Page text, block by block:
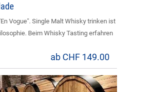
Vogue". Single Malt Whisky trinken ist
Beim Whisky Tasting erfahren
ab CHF 149.00